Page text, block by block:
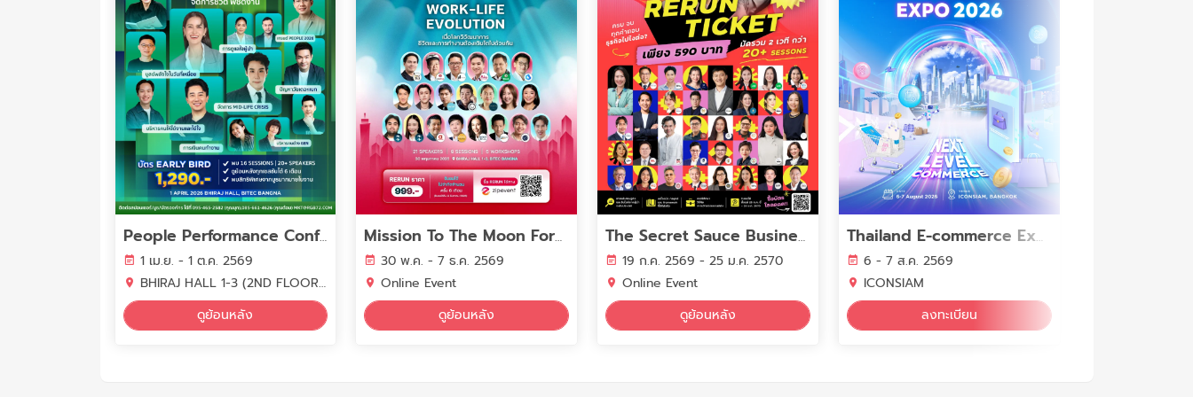
People Performance Conference (PPC2026) - YEAR OF WORK LIFE INTELLIGENCE
1 เม.ย. - 1 ต.ค. 2569
BHIRAJ HALL 1-3 (2ND FLOOR) BITEC BANGNA
ดูย้อนหลัง
Mission To The Moon Forum 2026 : Work-Life Evolution เมื่อโลกวิวัฒนาการ ชีวิตและการทำงานต้องเติบโตไปด้วยกัน
30 พ.ค. - 7 ธ.ค. 2569
Online Event
ดูย้อนหลัง
The Secret Sauce Business Weekend อีสาน 2026
19 ก.ค. 2569 - 25 ม.ค. 2570
Online Event
ดูย้อนหลัง
Thailand E-commerce Expo 2026
6 - 7 ส.ค. 2569
ICONSIAM
ลงทะเบียน